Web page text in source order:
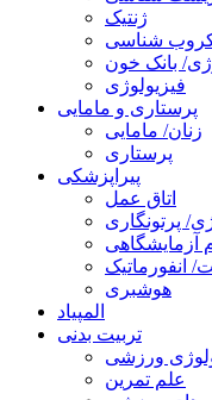
ژنتیک
شناسی
بانک خون
فیزیولوژی
پرستاری و مامایی
زنان/ مامایی
پرستاری
پیراپزشکی
اتاق عمل
پرتونگاری
آزمایشگاهی
انفورماتیک
هوشبری
المپیاد
تربیت بدنی
ورزشی
علم تمرین